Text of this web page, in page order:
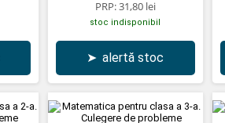
PRP:31,80 lei
stoc indisponibil
➤ alertă stoc